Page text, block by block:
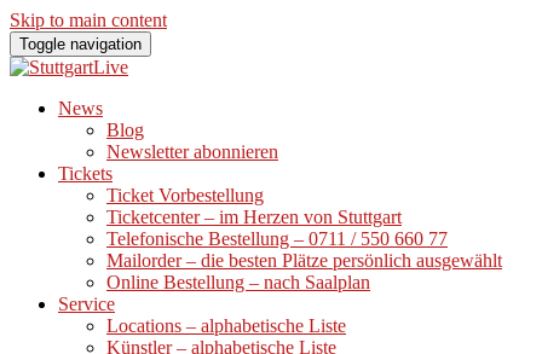
Skip to main content
Toggle navigation
News
Blog
Newsletter abonnieren
Tickets
Ticket Vorbestellung
Ticketcenter – im Herzen von Stuttgart
Telefonische Bestellung – 0711 / 550 660 77
Mailorder – die besten Plätze persönlich ausgewählt
Online Bestellung – nach Saalplan
Service
Locations – alphabetische Liste
Künstler – alphabetische Liste